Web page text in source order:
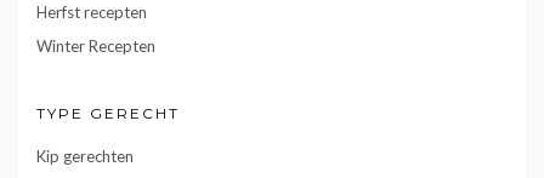
Herfst recepten
Winter Recepten
TYPE GERECHT
Kip gerechten